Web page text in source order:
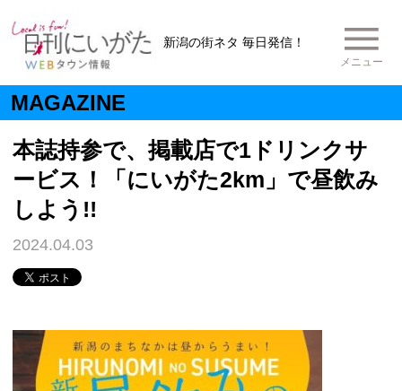
新潟の街ネタ 毎日発信！
メニュー
MAGAZINE
本誌持参で、掲載店で1ドリンクサ
ービス！「にいがた2km」で昼飲み
しよう!!
2024.04.03